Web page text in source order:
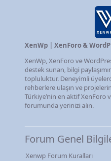
XenWp | XenForo &
XenWp, XenForo ve
destek sunan, bilgi
topluluktur. Deneyimli
rehberlere ulaşın ve
Türkiye’nin en aktif XenForo
forumunda yerinizi alın.
Forum Genel
Xenwp Forum Kuralları